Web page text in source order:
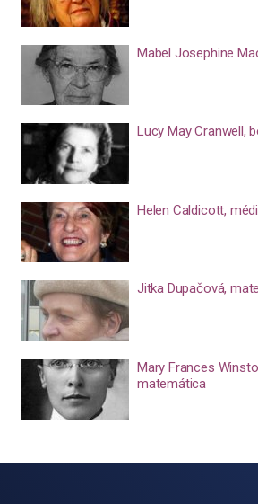
Mabel Josephine
Lucy May Cranwell,
Helen Caldicott,
Jitka Dupačová,
Mary Frances
matemática